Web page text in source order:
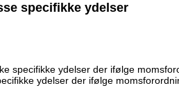
specifikke ydelser
specifikke ydelser der ifølge
ydelser der ifølge